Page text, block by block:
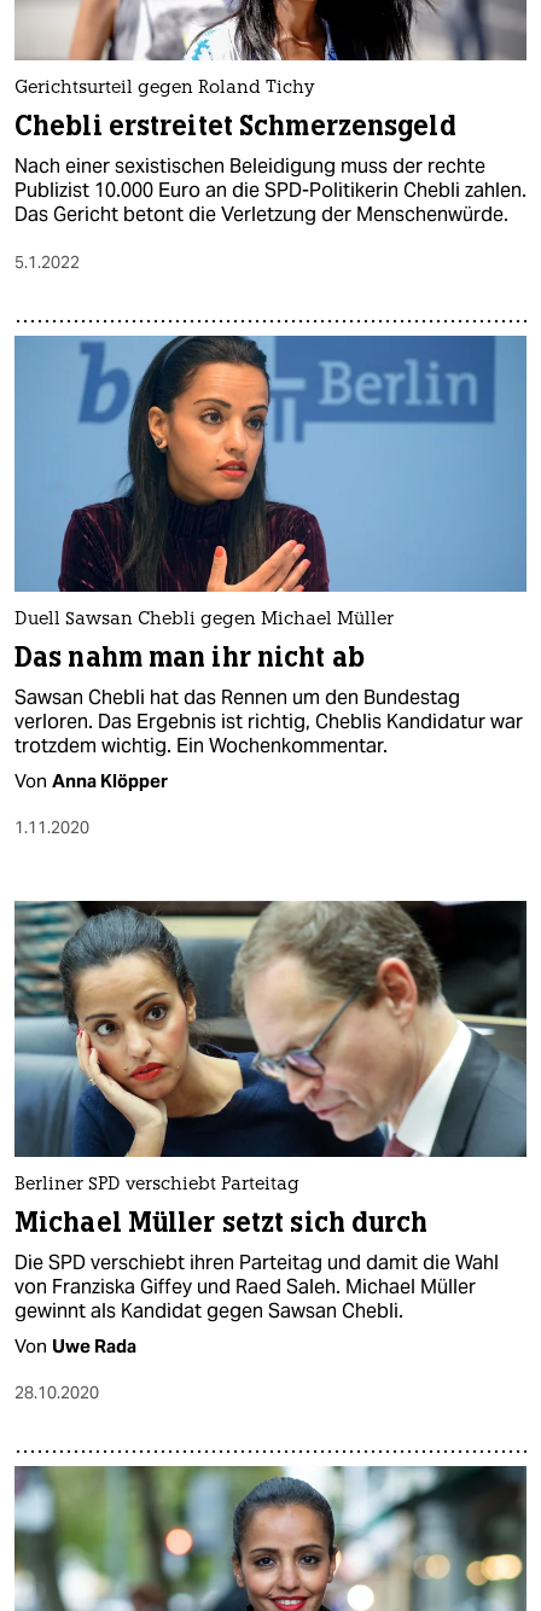
Gerichtsurteil gegen Roland Tichy
Chebli erstreitet Schmerzensgeld
Nach einer sexistischen Beleidigung muss der rechte
Publizist 10.000 Euro an die SPD-Politikerin Chebli zahlen.
Das Gericht betont die Verletzung der Menschenwürde.
5.1.2022
Duell Sawsan Chebli gegen Michael Müller
Das nahm man ihr nicht ab
Sawsan Chebli hat das Rennen um den Bundestag
verloren. Das Ergebnis ist richtig, Cheblis Kandidatur war
trotzdem wichtig. Ein Wochenkommentar.
Von Anna Klöpper
1.11.2020
Berliner SPD verschiebt Parteitag
Michael Müller setzt sich durch
Die SPD verschiebt ihren Parteitag und damit die Wahl
von Franziska Giffey und Raed Saleh. Michael Müller
gewinnt als Kandidat gegen Sawsan Chebli.
Von Uwe Rada
28.10.2020